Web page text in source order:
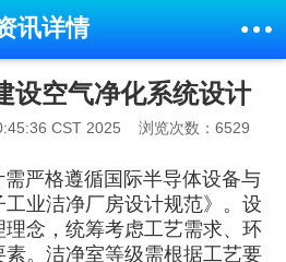
讯详情
设空气净化系统设计
CST 2025 浏览次数：6529
严格遵循国际半导体设备与
业洁净厂房设计规范》。设
念，统筹考虑工艺需求、环
。洁净室等级需根据工艺要